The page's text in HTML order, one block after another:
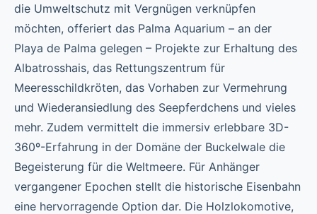
die Umweltschutz mit Vergnügen verknüpfen
möchten, offeriert das Palma Aquarium – an der
Playa de Palma gelegen – Projekte zur Erhaltung des
Albatrosshais, das Rettungszentrum für
Meeresschildkröten, das Vorhaben zur Vermehrung
und Wiederansiedlung des Seepferdchens und vieles
mehr. Zudem vermittelt die immersiv erlebbare 3D-
360º-Erfahrung in der Domäne der Buckelwale die
Begeisterung für die Weltmeere. Für Anhänger
vergangener Epochen stellt die historische Eisenbahn
eine hervorragende Option dar. Die Holzlokomotive,